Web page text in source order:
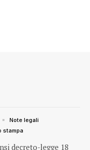
decreto-legge 18
Note legali
stampa